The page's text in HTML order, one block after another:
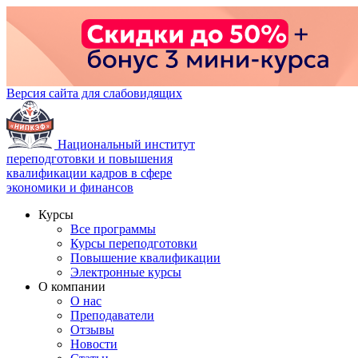
Версия сайта для слабовидящих
Национальный институт
переподготовки и повышения
квалификации кадров в сфере
экономики и финансов
Курсы
Все программы
Курсы переподготовки
Повышение квалификации
Электронные курсы
О компании
О нас
Преподаватели
Отзывы
Новости